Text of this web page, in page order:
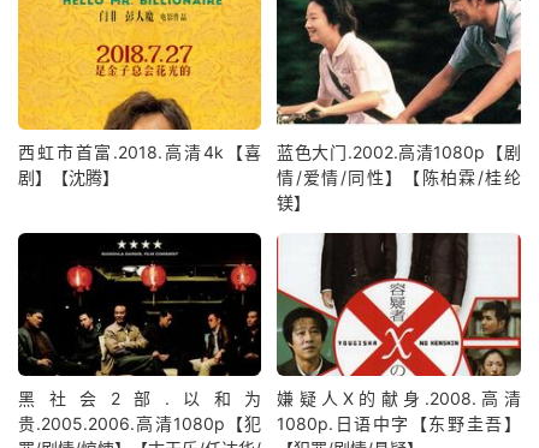
西虹市首富.2018.高清4k【喜
剧】【沈腾】
蓝色大门.2002.高清1080p【剧
情/爱情/同性】【陈柏霖/桂纶
镁】
黑社会2部.以和为
贵.2005.2006.高清1080p【犯
嫌疑人X的献身.2008.高清
1080p.日语中字【东野圭吾】